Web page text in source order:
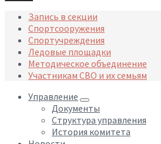
Запись в секции
Спортсооружения
Спортучреждения
Ледовые площадки
Методическое объединение
Участникам СВО и их семьям
Управление
Документы
Структура управления
История комитета